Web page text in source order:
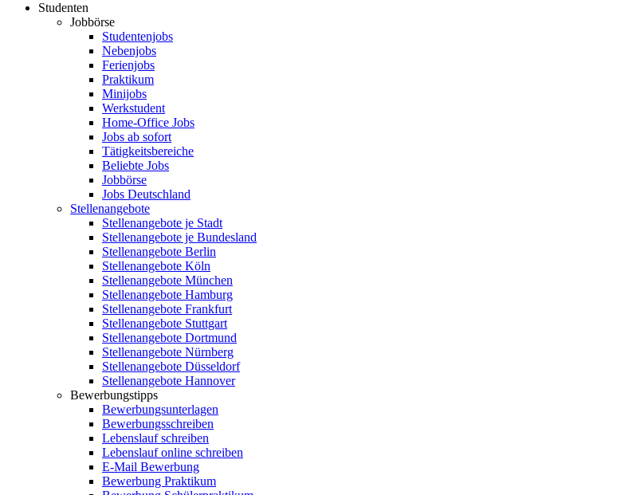
Studenten
Jobbörse
Studentenjobs
Nebenjobs
Ferienjobs
Praktikum
Minijobs
Werkstudent
Home-Office Jobs
Jobs ab sofort
Tätigkeitsbereiche
Beliebte Jobs
Jobbörse
Jobs Deutschland
Stellenangebote
Stellenangebote je Stadt
Stellenangebote je Bundesland
Stellenangebote Berlin
Stellenangebote Köln
Stellenangebote München
Stellenangebote Hamburg
Stellenangebote Frankfurt
Stellenangebote Stuttgart
Stellenangebote Dortmund
Stellenangebote Nürnberg
Stellenangebote Düsseldorf
Stellenangebote Hannover
Bewerbungstipps
Bewerbungsunterlagen
Bewerbungsschreiben
Lebenslauf schreiben
Lebenslauf online schreiben
E-Mail Bewerbung
Bewerbung Praktikum